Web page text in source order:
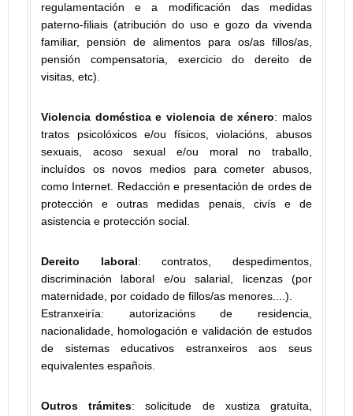
regulamentación e a modificación das medidas
paterno-filiais (atribución do uso e gozo da vivenda
familiar, pensión de alimentos para os/as fillos/as,
pensión compensatoria, exercicio do dereito de
visitas, etc).
Violencia doméstica e violencia de xénero: malos
tratos psicolóxicos e/ou físicos, violacións, abusos
sexuais, acoso sexual e/ou moral no traballo,
incluídos os novos medios para cometer abusos,
como Internet. Redacción e presentación de ordes de
protección e outras medidas penais, civís e de
asistencia e protección social.
Dereito laboral: contratos, despedimentos,
discriminación laboral e/ou salarial, licenzas (por
maternidade, por coidado de fillos/as menores....).
Estranxeiría: autorizacións de residencia,
nacionalidade, homologación e validación de estudos
de sistemas educativos estranxeiros aos seus
equivalentes españois.
Outros trámites: solicitude de xustiza gratuíta,